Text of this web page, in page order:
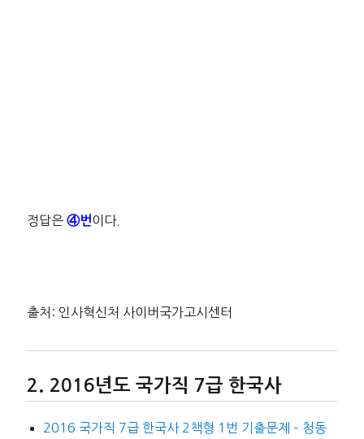
정답은④번 이다.
출처: 인사혁신처 사이버국가고시센터
2016년도 국가직 7급 한국사
2016 국가직 7급 한국사 2책형 1번 기출문제 – 청동